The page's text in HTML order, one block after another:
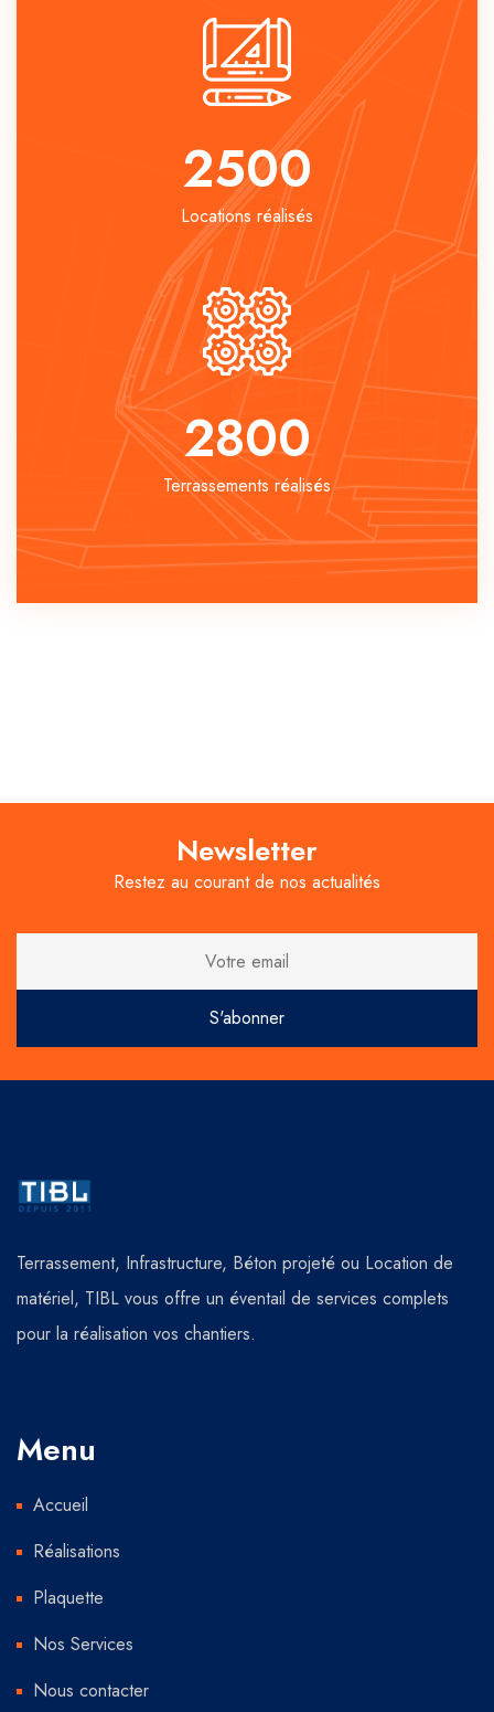
2500
Locations réalisés
2800
Terrassements réalisés
Newsletter
Restez au courant de nos actualités
Terrassement, Infrastructure, Béton projeté ou Location de
matériel, TIBL vous offre un éventail de services complets
pour la réalisation vos chantiers.
Menu
Accueil
Réalisations
Plaquette
Nos Services
Nous contacter